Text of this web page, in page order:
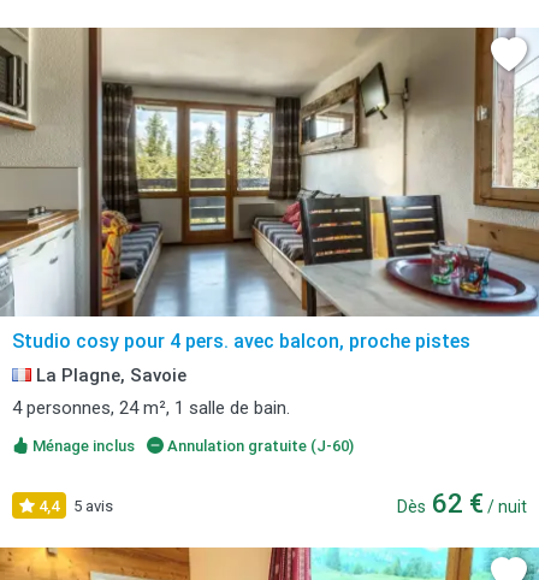
Studio cosy pour 4 pers. avec balcon, proche pistes
La Plagne, Savoie
4 personnes, 24 m², 1 salle de bain.
Ménage inclus Annulation gratuite (J-60)
4,4 5 avis Dès 62 € / nuit